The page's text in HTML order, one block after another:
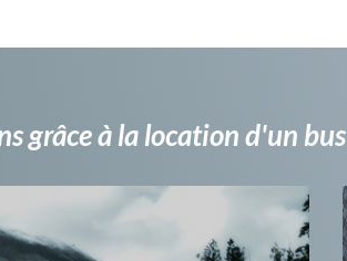
grâce à la location d'un